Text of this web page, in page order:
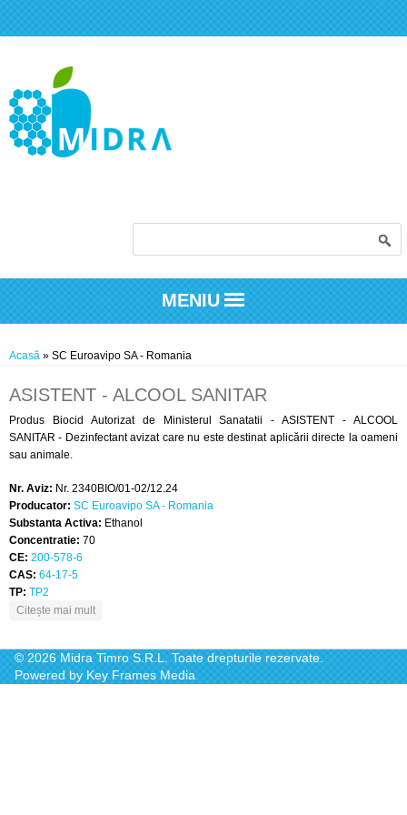
MENIU
Eşti aici
Acasă » SC Euroavipo SA - Romania
ASISTENT - ALCOOL SANITAR
Produs Biocid Autorizat de Ministerul Sanatatii - ASISTENT - ALCOOL
SANITAR - Dezinfectant avizat care nu este destinat aplicării directe la oameni
sau animale.
Nr. Aviz: Nr. 2340BIO/01-02/12.24
Producator: SC Euroavipo SA - Romania
Substanta Activa: Ethanol
Concentratie: 70
CE: 200-578-6
CAS: 64-17-5
TP: TP2
Citește mai mult
© 2026 Midra Timro S.R.L. Toate drepturile rezervate.
Powered by Key Frames Media